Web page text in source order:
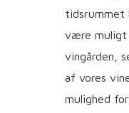
tidsrummet
være muligt
vingården,
af vores
mulighed